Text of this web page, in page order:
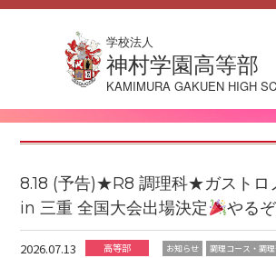
学校法人
神村学園高等部
KAMIMURA GAKUEN HIGH
8.18 (予告)★R8 調理科★ガストロ
in 三重 全国大会出場決定
やる
2026.07.13 高等部 お知らせ 調理コース・調